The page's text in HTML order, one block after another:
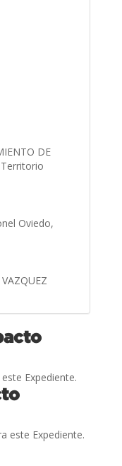
DE
Oviedo,
Expediente.
este Expediente.